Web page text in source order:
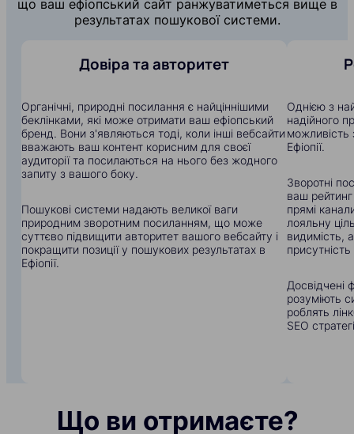
що ваш ефіопський сайт ранжуватиметься вище в
результатах пошукової системи.
Довіра та авторитет
Органічні, природні посилання є найціннішими
беклінками, які може отримати ваш ефіопський
бренд. Вони з'являються тоді, коли інші вебсайти
вважають ваш контент корисним для своєї
аудиторії та посилаються на нього без жодного
запиту з вашого боку.
Пошукові системи надають великої ваги
природним зворотним посиланням, що може
суттєво підвищити авторитет вашого вебсайту і
покращити позиції у пошукових результатах в
Ефіопії.
Однією з
надійного
можливість
Ефіопії.
Зворотні
ваш
прямі
лояльну
видимість,
Досвідчені
розуміють
роблять
SEO
Що ви отримаєте?